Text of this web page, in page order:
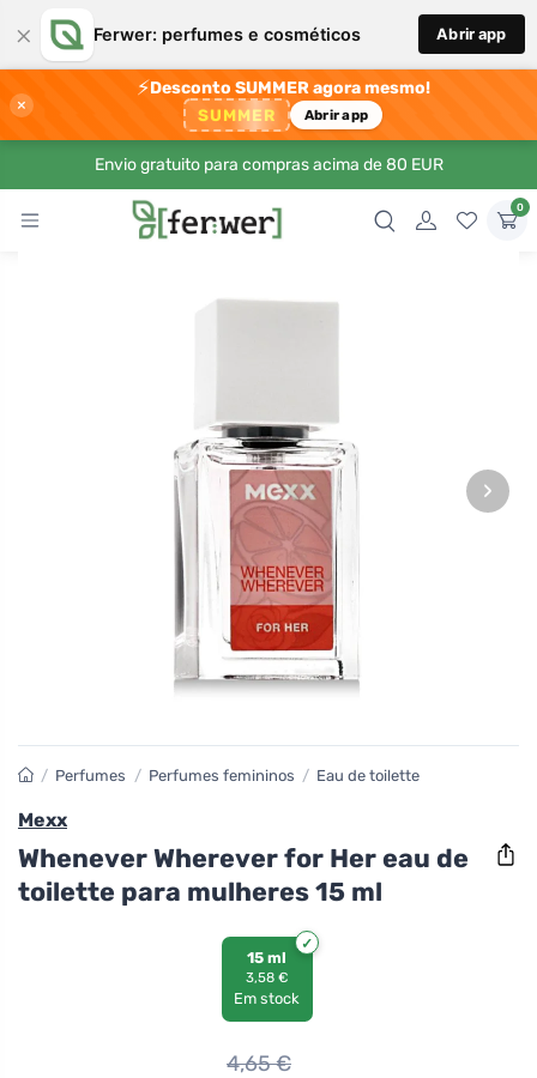
× Ferwer: perfumes e cosméticos Abrir app
×
⚡Desconto SUMMER agora mesmo!
SUMMER Abrir app
Envio gratuito para compras acima de 80 EUR
0
›
/ Perfumes / Perfumes femininos / Eau de toilette
Mexx
Whenever Wherever for Her eau de
toilette para mulheres 15 ml
15 ml
3,58 €
Em stock
4,65€